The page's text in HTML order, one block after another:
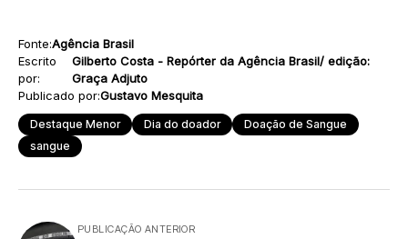
Fonte:Agência Brasil
Escrito
por:
Gilberto Costa - Repórter da Agência Brasil/ edição:
Graça Adjuto
Publicado por:Gustavo Mesquita
Destaque Menor Dia do doador
Doação de Sangue
sangue
PUBLICAÇÃO ANTERIOR